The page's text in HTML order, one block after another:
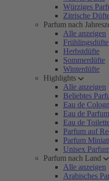
Würziges
Zitrische
Parfum nach
Alle anzeigen
Frühlingsdüfte
Herbstdüfte
Sommerdüfte
Winterdüfte
Highlights
Alle anzeigen
Beliebtes
Eau de
Eau de Parfum
Eau de
Parfum auf
Parfum
Unisex Parfum
Parfum nach Land
Alle anzeigen
Arabisches